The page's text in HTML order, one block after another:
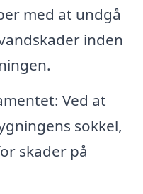
med at undgå
inden
Ved at
sokkel,
skader på